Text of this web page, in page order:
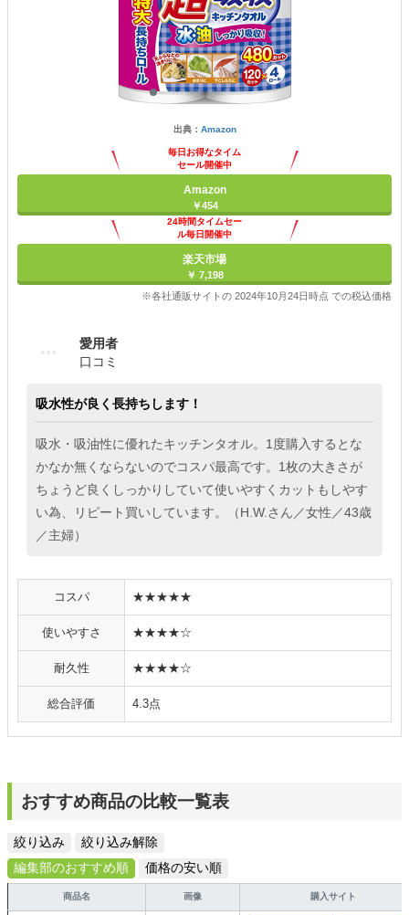
出典： Amazon
毎日お得なタイム
セール開催中
Amazon
￥454
24時間タイムセー
ル毎日開催中
楽天市場
￥ 7,198
※各社通販サイトの 2024年10月24日時点 での税込価格
愛用者
口コミ
吸水性が良く長持ちします！
吸水・吸油性に優れたキッチンタオル。1度購入するとな
かなか無くならないのでコスパ最高です。1枚の大きさが
ちょうど良くしっかりしていて使いやすくカットもしやす
い為、リピート買いしています。（H.W.さん／女性／43歳
／主婦）
コスパ ★★★★★
使いやすさ ★★★★☆
耐久性 ★★★★☆
総合評価 4.3点
おすすめ商品の比較一覧表
絞り込み
絞り込み解除
編集部のおすすめ順
価格の安い順
商品名 画像 購入サイト